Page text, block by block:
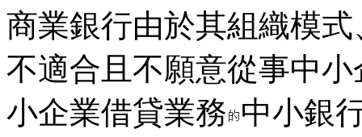
商業銀行由於其組織模
不適合且不願意從事中
小企業借貸業務 中小銀